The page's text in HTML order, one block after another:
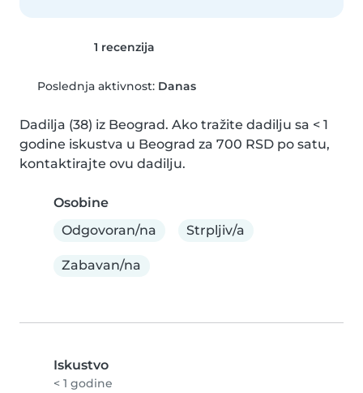
1 recenzija
Poslednja aktivnost: Danas
Dadilja (38) iz Beograd. Ako tražite dadilju sa < 1
godine iskustva u Beograd za 700 RSD po satu,
kontaktirajte ovu dadilju.
Osobine
Odgovoran/na
Strpljiv/a
Zabavan/na
Iskustvo
< 1 godine